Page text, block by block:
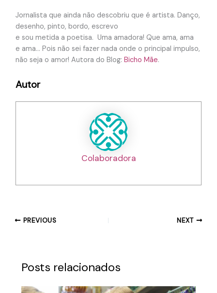
Jornalista que ainda não descobriu que é artista. Danço,
desenho, pinto, bordo, escrevo
e sou metida a poetisa. Uma amadora! Que ama, ama
e ama… Pois não sei fazer nada onde o principal impulso,
não seja o amor! Autora do Blog: Bicho Mãe.
Autor
Colaboradora
PREVIOUS NEXT
Posts relacionados